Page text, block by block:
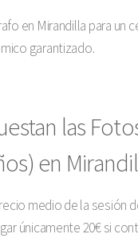
en Mirandilla para un
garantizado.
las
en
medio de la sesión
únicamente 20€ si